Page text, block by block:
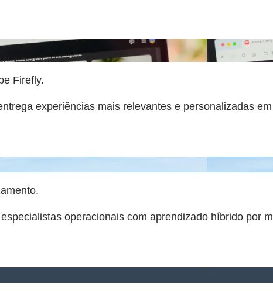
Firefly.
experiências mais relevantes e personalizadas
operacionais com aprendizado híbrido por